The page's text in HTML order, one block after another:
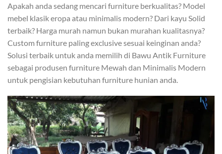
Apakah anda sedang mencari furniture berkualitas? Model
mebel klasik eropa atau minimalis modern? Dari kayu Solid
terbaik? Harga murah namun bukan murahan kualitasnya?
Custom furniture paling exclusive sesuai keinginan anda?
Solusi terbaik untuk anda memilih di Bawu Antik Furniture
sebagai produsen furniture Mewah dan Minimalis Modern
untuk pengisian kebutuhan furniture hunian anda.